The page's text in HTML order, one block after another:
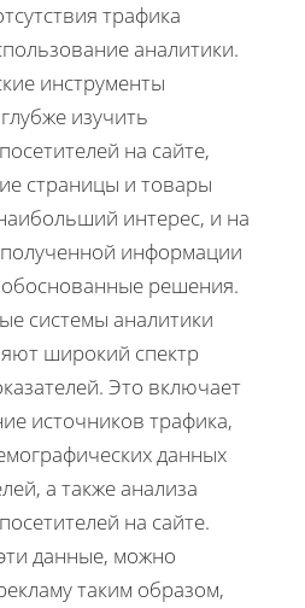
трафика
аналитики.
инструменты
изучить
на сайте,
страницы и товары
интерес, и на
информации
решения.
системы аналитики
широкий спектр
Это включает
источников трафика,
данных
а также анализа
на сайте.
данные, можно
таким образом,